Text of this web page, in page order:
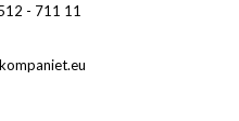
- 711 11